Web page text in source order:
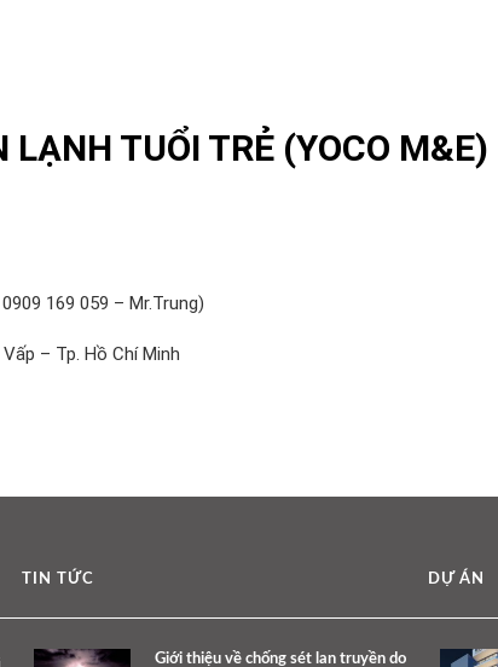
LẠNH TUỔI TRẺ (YOCO M&E)
169 059 – Mr.Trung)
– Tp. Hồ Chí Minh
TIN TỨC
Giới thiệu về chống sét lan truyền do
DỰ ÁN